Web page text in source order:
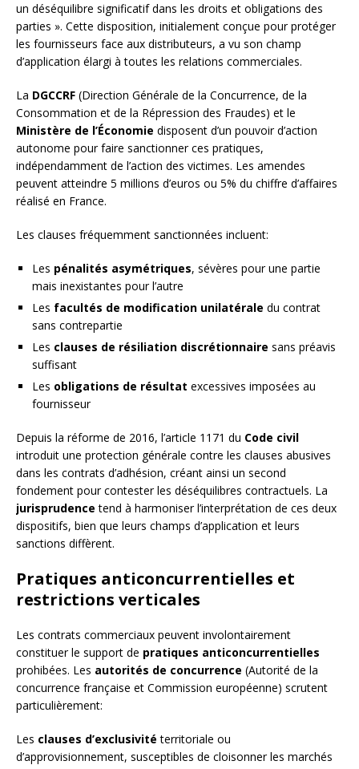
un déséquilibre significatif dans les droits et obligations des
parties ». Cette disposition, initialement conçue pour protéger
les fournisseurs face aux distributeurs, a vu son champ
d’application élargi à toutes les relations commerciales.
La DGCCRF (Direction Générale de la Concurrence, de la
Consommation et de la Répression des Fraudes) et le
Ministère de l’Économie disposent d’un pouvoir d’action
autonome pour faire sanctionner ces pratiques,
indépendamment de l’action des victimes. Les amendes
peuvent atteindre 5 millions d’euros ou 5% du chiffre d’affaires
réalisé en France.
Les clauses fréquemment sanctionnées incluent:
Les pénalités asymétriques, sévères pour une partie
mais inexistantes pour l’autre
Les facultés de modification unilatérale du contrat
sans contrepartie
Les clauses de résiliation discrétionnaire sans préavis
suffisant
Les obligations de résultat excessives imposées au
fournisseur
Depuis la réforme de 2016, l’article 1171 du Code civil
introduit une protection générale contre les clauses abusives
dans les contrats d’adhésion, créant ainsi un second
fondement pour contester les déséquilibres contractuels. La
jurisprudence tend à harmoniser l’interprétation de ces deux
dispositifs, bien que leurs champs d’application et leurs
sanctions diffèrent.
Pratiques anticoncurrentielles et
restrictions verticales
Les contrats commerciaux peuvent involontairement
constituer le support de pratiques anticoncurrentielles
prohibées. Les autorités de concurrence (Autorité de la
concurrence française et Commission européenne) scrutent
particulièrement:
Les clauses d’exclusivité territoriale ou
d’approvisionnement, susceptibles de cloisonner les marchés